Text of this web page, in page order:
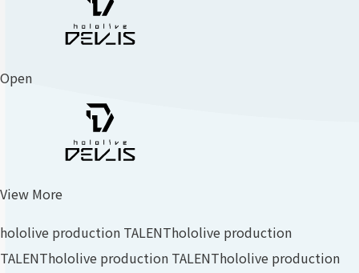
Open
View More
hololive production TALENThololive production
TALENThololive production TALENThololive production